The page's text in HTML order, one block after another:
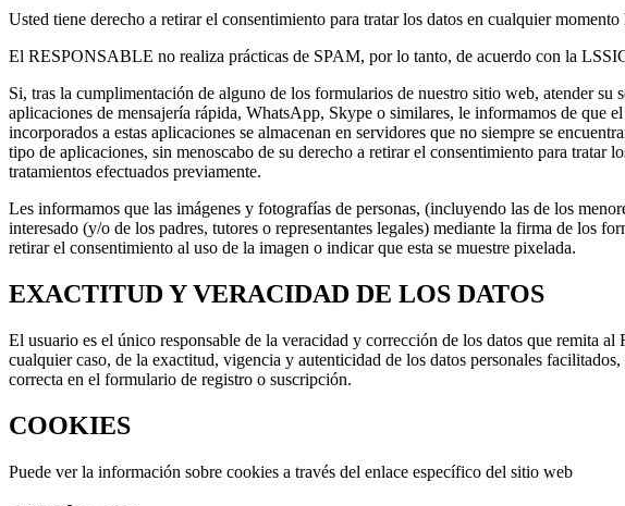
Usted tiene derecho a retirar el consentimiento para tratar los datos en cualquier
El RESPONSABLE no realiza prácticas de SPAM, por lo tanto, de acuerdo con la
Si, tras la cumplimentación de alguno de los formularios de nuestro sitio web, atender
aplicaciones de mensajería rápida, WhatsApp, Skype o similares, le informamos de que
incorporados a estas aplicaciones se almacenan en servidores que no siempre se
tipo de aplicaciones, sin menoscabo de su derecho a retirar el consentimiento para
tratamientos efectuados previamente.
Les informamos que las imágenes y fotografías de personas, (incluyendo las de los
interesado (y/o de los padres, tutores o representantes legales) mediante la firma de los
retirar el consentimiento al uso de la imagen o indicar que esta se muestre pixelada.
EXACTITUD Y VERACIDAD DE LOS DATOS
El usuario es el único responsable de la veracidad y corrección de los datos que remita
cualquier caso, de la exactitud, vigencia y autenticidad de los datos personales
correcta en el formulario de registro o suscripción.
COOKIES
Puede ver la información sobre cookies a través del enlace específico del sitio web